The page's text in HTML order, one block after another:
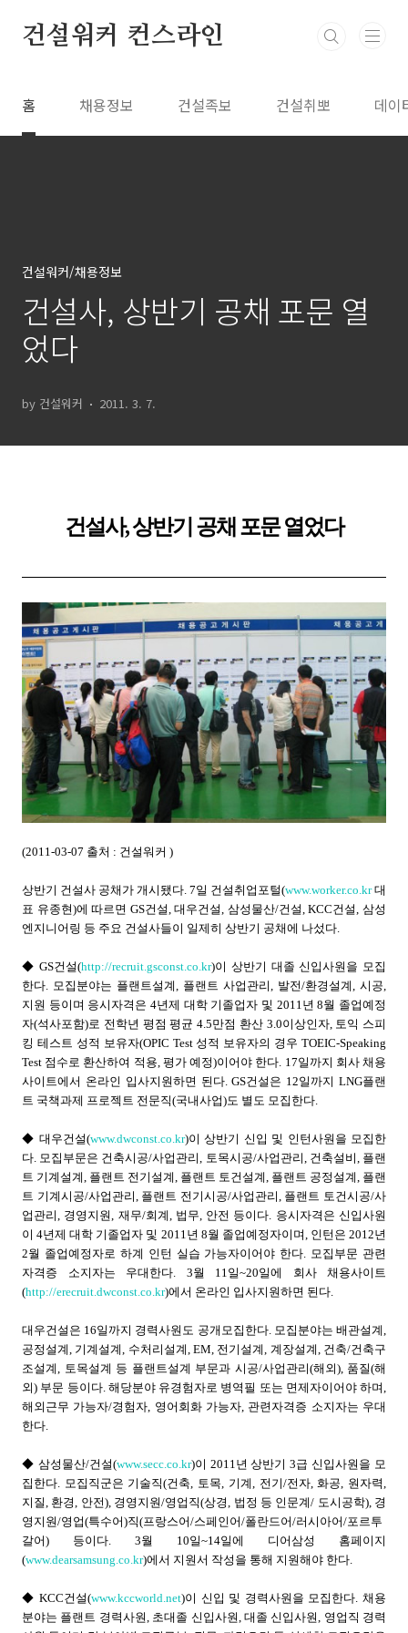
건설워커 컨스라인
홈 채용정보 건설족보 건설취뽀 데이
건설워커/채용정보
건설사, 상반기 공채 포문 열
었다
by 건설워커 2011. 3. 7.
건설사, 상반기 공채 포문 열었다
(2011-03-07 출처 : 건설워커 )
상반기 건설사 공채가 개시됐다. 7일 건설취업포털(www.worker.co.kr대
표 유종현)에 따르면 GS건설, 대우건설, 삼성물산/건설, KCC건설, 삼성
엔지니어링 등 주요 건설사들이 일제히 상반기 공채에 나섰다.
◆ GS건설(http://recruit.gsconst.co.kr)이 상반기 대졸 신입사원을 모집
한다. 모집분야는 플랜트설계, 플랜트 사업관리, 발전/환경설계, 시공,
지원 등이며 응시자격은 4년제 대학 기졸업자 및 2011년 8월 졸업예정
자(석사포함)로 전학년 평점 평균 4.5만점 환산 3.0이상인자, 토익 스피
킹 테스트 성적 보유자(OPIC Test 성적 보유자의 경우 TOEIC-Speaking
Test 점수로 환산하여 적용, 평가 예정)이어야 한다. 17일까지 회사 채용
사이트에서 온라인 입사지원하면 된다. GS건설은 12일까지 LNG플랜
트 국책과제 프로젝트 전문직(국내사업)도 별도 모집한다.
◆ 대우건설(www.dwconst.co.kr)이 상반기 신입 및 인턴사원을 모집한
다. 모집부문은 건축시공/사업관리, 토목시공/사업관리, 건축설비, 플랜
트 기계설계, 플랜트 전기설계, 플랜트 토건설계, 플랜트 공정설계, 플랜
트 기계시공/사업관리, 플랜트 전기시공/사업관리, 플랜트 토건시공/사
업관리, 경영지원, 재무/회계, 법무, 안전 등이다. 응시자격은 신입사원
이 4년제 대학 기졸업자 및 2011년 8월 졸업예정자이며, 인턴은 2012년
2월 졸업예정자로 하계 인턴 실습 가능자이어야 한다. 모집부문 관련
자격증 소지자는 우대한다. 3월 11일~20일에 회사 채용사이트
(http://erecruit.dwconst.co.kr)에서 온라인 입사지원하면 된다.
대우건설은 16일까지 경력사원도 공개모집한다. 모집분야는 배관설계,
공정설계, 기계설계, 수처리설계, EM, 전기설계, 계장설계, 건축/건축구
조설계, 토목설계 등 플랜트설계 부문과 시공/사업관리(해외), 품질(해
외) 부문 등이다. 해당분야 유경험자로 병역필 또는 면제자이어야 하며,
해외근무 가능자/경험자, 영어회화 가능자, 관련자격증 소지자는 우대
한다.
◆ 삼성물산/건설(www.secc.co.kr)이 2011년 상반기 3급 신입사원을 모
집한다. 모집직군은 기술직(건축, 토목, 기계, 전기/전자, 화공, 원자력,
지질, 환경, 안전), 경영지원/영업직(상경, 법정 등 인문계/ 도시공학), 경
영지원/영업(특수어)직(프랑스어/스페인어/폴란드어/러시아어/포르투
갈어) 등이다. 3월 10일~14일에 디어삼성 홈페이지
(www.dearsamsung.co.kr)에서 지원서 작성을 통해 지원해야 한다.
◆ KCC건설(www.kccworld.net)이 신입 및 경력사원을 모집한다. 채용
분야는 플랜트 경력사원, 초대졸 신입사원, 대졸 신입사원, 영업직 경력